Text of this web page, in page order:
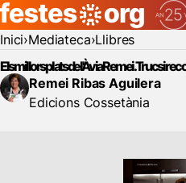
Inici Mediateca Llibres
Els millors plats de l'Àvia Remei. Trucs i
Remei Ribas Aguilera
Edicions Cossetània